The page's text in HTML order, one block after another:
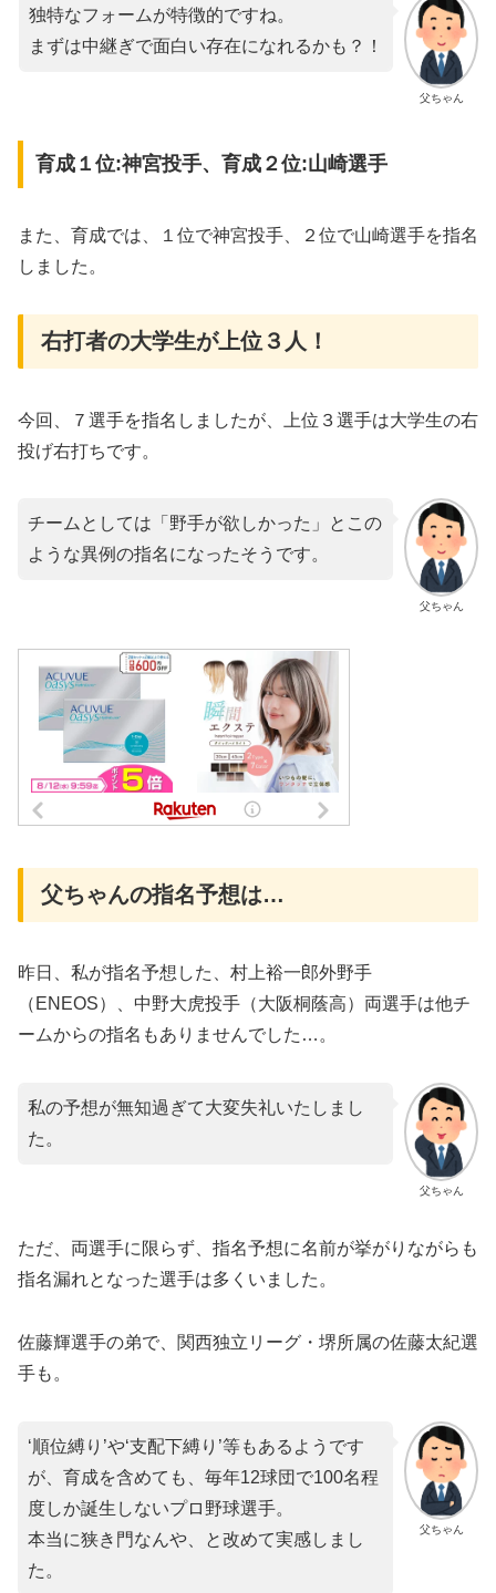
父ちゃん
独特なフォームが特徴的ですね。
まずは中継ぎで面白い存在になれるかも？！
育成１位:神宮投手、育成２位:山崎選手
また、育成では、１位で神宮投手、２位で山崎選手を指名
しました。
右打者の大学生が上位３人！
今回、７選手を指名しましたが、上位３選手は大学生の右
投げ右打ちです。
父ちゃん
チームとしては「野手が欲しかった」とこの
ような異例の指名になったそうです。
父ちゃんの指名予想は…
昨日、私が指名予想した、村上裕一郎外野手
（ENEOS）、中野大虎投手（大阪桐蔭高）両選手は他チ
ームからの指名もありませんでした…。
父ちゃん
私の予想が無知過ぎて大変失礼いたしまし
た。
ただ、両選手に限らず、指名予想に名前が挙がりながらも
指名漏れとなった選手は多くいました。
佐藤輝選手の弟で、関西独立リーグ・堺所属の佐藤太紀選
手も。
父ちゃん
‘順位縛り’や‘支配下縛り’等もあるようです
が、育成を含めても、毎年12球団で100名程
度しか誕生しないプロ野球選手。
本当に狭き門なんや、と改めて実感しまし
た。